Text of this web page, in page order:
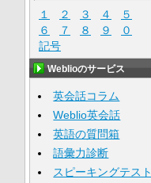
１ ２ ３ ４
５
６
７ ８ ９
０
記号
Weblioのサービス
英会話コラム
Weblio英会話
英語の質問箱
語彙力診断
スピーキングテスト